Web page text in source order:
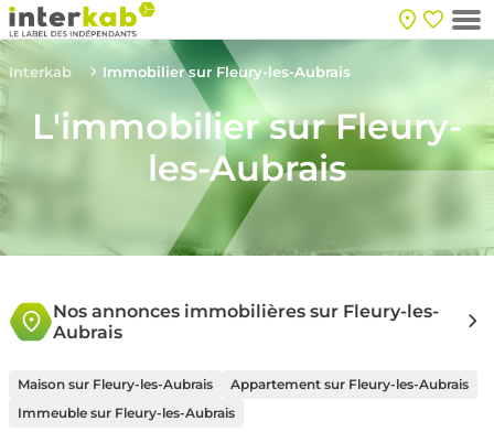
Interkab Immobilier sur Fleury-les-Aubrais
L'immobilier sur Fleury-
les-Aubrais
Nos annonces immobilières sur Fleury-les-
Aubrais
Maison sur Fleury-les-Aubrais
Appartement sur Fleury-les-Aubrais
Immeuble sur Fleury-les-Aubrais